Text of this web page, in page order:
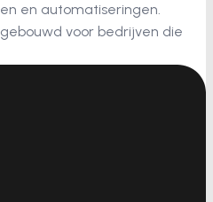
en automatiseringen.
voor bedrijven die